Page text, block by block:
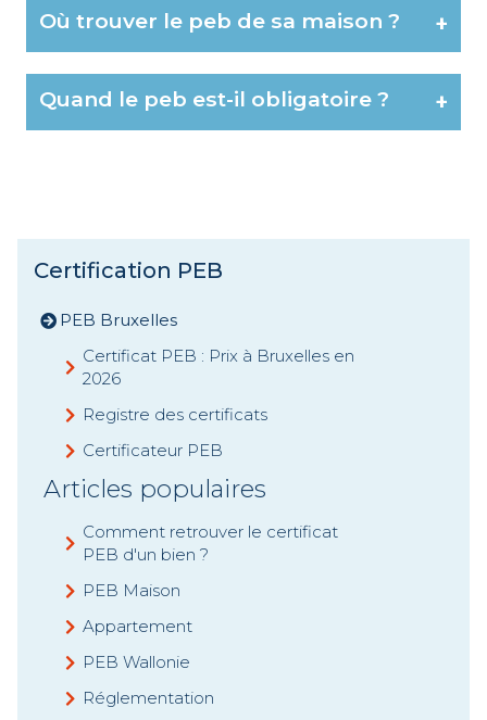
Où trouver le peb de sa maison ? +
Quand le peb est-il obligatoire ? +
Certification PEB
PEB Bruxelles
Certificat PEB : Prix à Bruxelles en
2026
Registre des certificats
Certificateur PEB
Articles populaires
Comment retrouver le certificat
PEB d'un bien ?
PEB Maison
Appartement
PEB Wallonie
Réglementation